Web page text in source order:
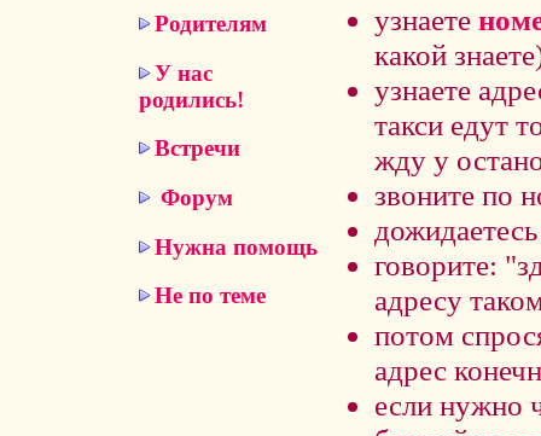
Родителям
У нас
родились!
Встречи
Форум
Нужна помощь
Не по теме
узнаете
какой
узнаете
такси едут
жду у
звоните по
говорите:
адресу
потом
адрес
если нужно